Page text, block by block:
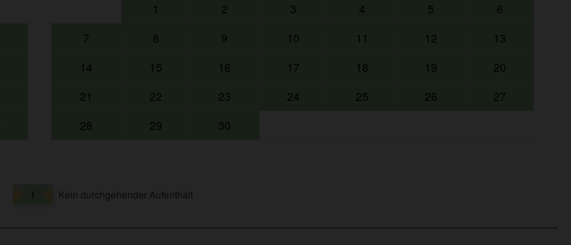
1
2 3 4 5
6
7
8 9 10 11 12
13
14
15 16 17 18 19
20
21
22 23 24 25 26
27
28
29 30
1 Kein durchgehender Aufenthalt